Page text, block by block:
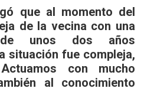
que al momento del
de la vecina con una
de unos dos años
situación fue compleja,
con mucho
al conocimiento